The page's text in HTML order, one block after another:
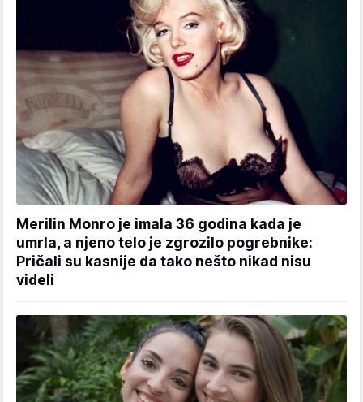
Merilin Monro je imala 36 godina kada je
umrla, a njeno telo je zgrozilo pogrebnike:
Pričali su kasnije da tako nešto nikad nisu
videli